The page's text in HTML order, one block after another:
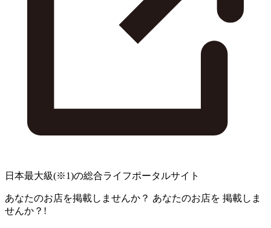
日本最大級(※1)の総合ライフポータルサイト
あなたのお店を掲載しませんか？ あなたのお店を 掲載しま
せんか？!